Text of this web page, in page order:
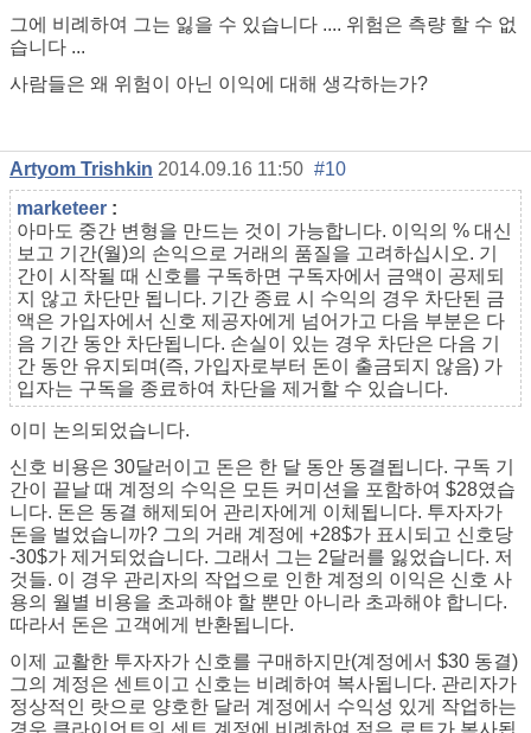
그에 비례하여 그는 잃을 수 있습니다 .... 위험은 측량 할 수 없
습니다 ...
사람들은 왜 위험이 아닌 이익에 대해 생각하는가?
Artyom Trishkin 2014.09.16 11:50 #10
marketeer :
아마도 중간 변형을 만드는 것이 가능합니다. 이익의 % 대신
보고 기간(월)의 손익으로 거래의 품질을 고려하십시오. 기
간이 시작될 때 신호를 구독하면 구독자에서 금액이 공제되
지 않고 차단만 됩니다. 기간 종료 시 수익의 경우 차단된 금
액은 가입자에서 신호 제공자에게 넘어가고 다음 부분은 다
음 기간 동안 차단됩니다. 손실이 있는 경우 차단은 다음 기
간 동안 유지되며(즉, 가입자로부터 돈이 출금되지 않음) 가
입자는 구독을 종료하여 차단을 제거할 수 있습니다.
이미 논의되었습니다.
신호 비용은 30달러이고 돈은 한 달 동안 동결됩니다. 구독 기
간이 끝날 때 계정의 수익은 모든 커미션을 포함하여 $28였습
니다. 돈은 동결 해제되어 관리자에게 이체됩니다. 투자자가
돈을 벌었습니까? 그의 거래 계정에 +28$가 표시되고 신호당
-30$가 제거되었습니다. 그래서 그는 2달러를 잃었습니다. 저
것들. 이 경우 관리자의 작업으로 인한 계정의 이익은 신호 사
용의 월별 비용을 초과해야 할 뿐만 아니라 초과해야 합니다.
따라서 돈은 고객에게 반환됩니다.
이제 교활한 투자자가 신호를 구매하지만(계정에서 $30 동결)
그의 계정은 센트이고 신호는 비례하여 복사됩니다. 관리자가
정상적인 랏으로 양호한 달러 계정에서 수익성 있게 작업하는
경우 클라이언트의 센트 계정에 비례하여 적은 로트가 복사됩